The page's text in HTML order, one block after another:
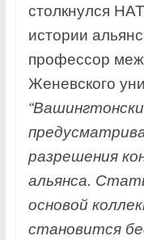
столкнулся
истории
профессор
Женевского
разрешения
альянса.
основой
становится